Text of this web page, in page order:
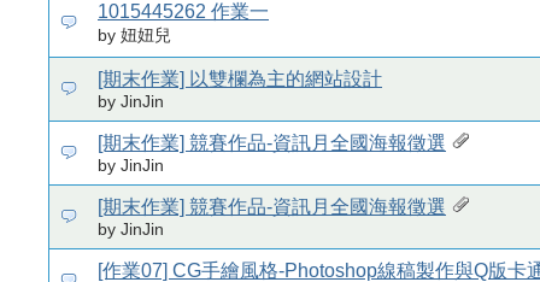
1015445262 作業一
by 妞妞兒
[期末作業] 以雙欄為主的網站設計
by JinJin
[期末作業] 競賽作品-資訊月全國海報徵選
by JinJin
[期末作業] 競賽作品-資訊月全國海報徵選
by JinJin
[作業07] CG手繪風格-Photoshop線稿製作與Q版卡